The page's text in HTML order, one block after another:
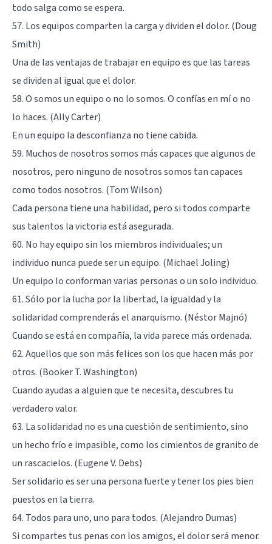
todo salga como se espera.
57. Los equipos comparten la carga y dividen el dolor. (Doug
Smith)
Una de las ventajas de trabajar en equipo es que las tareas
se dividen al igual que el dolor.
58. O somos un equipo o no lo somos. O confías en mí o no
lo haces. (Ally Carter)
En un equipo la desconfianza no tiene cabida.
59. Muchos de nosotros somos más capaces que algunos de
nosotros, pero ninguno de nosotros somos tan capaces
como todos nosotros. (Tom Wilson)
Cada persona tiene una habilidad, pero si todos comparte
sus talentos la victoria está asegurada.
60. No hay equipo sin los miembros individuales; un
individuo nunca puede ser un equipo. (Michael Joling)
Un equipo lo conforman varias personas o un solo individuo.
61. Sólo por la lucha por la libertad, la igualdad y la
solidaridad comprenderás el anarquismo. (Néstor Majnó)
Cuando se está en compañía, la vida parece más ordenada.
62. Aquellos que son más felices son los que hacen más por
otros. (Booker T. Washington)
Cuando ayudas a alguien que te necesita, descubres tu
verdadero valor.
63. La solidaridad no es una cuestión de sentimiento, sino
un hecho frío e impasible, como los cimientos de granito de
un rascacielos. (Eugene V. Debs)
Ser solidario es ser una persona fuerte y tener los pies bien
puestos en la tierra.
64. Todos para uno, uno para todos. (Alejandro Dumas)
Si compartes tus penas con los amigos, el dolor será menor.